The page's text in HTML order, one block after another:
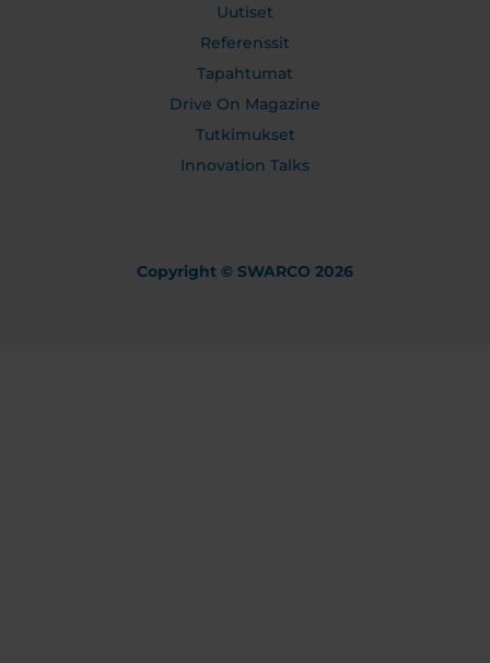
Uutiset
Referenssit
Tapahtumat
Drive On Magazine
Tutkimukset
Innovation Talks
Copyright © SWARCO 2026